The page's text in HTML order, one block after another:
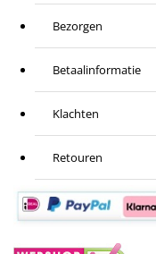
Bezorgen
Betaalinformatie
Klachten
Retouren